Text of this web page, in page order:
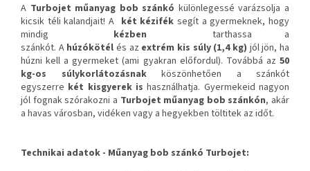
A Turbojet műanyag bob szánkó különlegessé varázsolja a
kicsik téli kalandjait!A két kézifék segít a gyermeknek, hogy
mindig kézben
tarthassa a
szánkót. A húzókötél és az extrém kis súly (1,4 kg) jól jön, ha
húzni kell a gyermeket (ami gyakran előfordul). Továbbá az 50
kg-os súlykorlátozásnak köszönhetően a szánkót
egyszerre két kisgyerek is használhatja. Gyermekeid nagyon
jól fognak szórakozni a Turbojet műanyag bob szánkón, akár
a havas városban, vidéken vagy a hegyekben töltitek az időt.
Technikai adatok - Műanyag bob szánkó Turbojet: